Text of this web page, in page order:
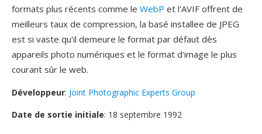
formats plus récents comme le WebP et l'AVIF offrent de
meilleurs taux de compression, la basé installee de JPEG
est si vaste qu'il demeure le format par défaut dès
appareils photo numériques et le format d'image le plus
courant sûr le web.
Développeur: Joint Photographic Experts Group
Date de sortie initiale: 18 septembre 1992